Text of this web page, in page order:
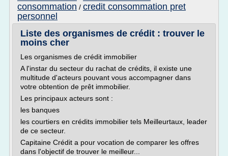
consommation / credit consommation pret
personnel
Liste des organismes de crédit : trouver le
moins cher
Les organismes de crédit immobilier
A l'instar du secteur du rachat de crédits, il existe une
multitude d'acteurs pouvant vous accompagner dans
votre obtention de prêt immobilier.
Les principaux acteurs sont :
les banques
les courtiers en crédits immobilier tels Meilleurtaux, leader
de ce secteur.
Capitaine Crédit a pour vocation de comparer les offres
dans l'objectif de trouver le meilleur...